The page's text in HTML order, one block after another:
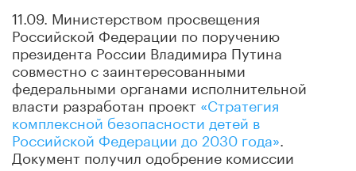
11.09. Министерством просвещения
Российской Федерации по поручению
президента России Владимира Путина
совместно с заинтересованными
федеральными органами исполнительной
власти разработан проект «Стратегия
комплексной безопасности детей в
Российской Федерации до 2030 года»
Документ получил одобрение комиссии